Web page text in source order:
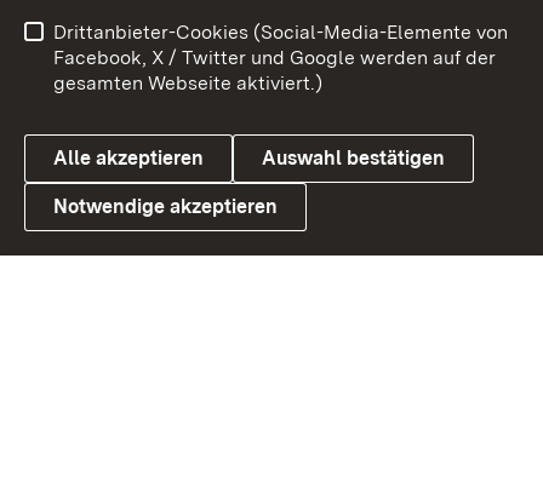
Link zum Landesportal
Benutzungshinweise
Barrierefreiheit
Datenschutz
Cookies
Drittanbieter-Cookies (Social-Media-Elemente von
Facebook, X / Twitter und Google werden auf der
gesamten Webseite aktiviert.)
Alle akzeptieren Auswahl bestätigen
Notwendige akzeptieren